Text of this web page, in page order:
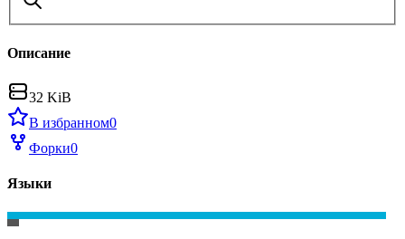
Описание
32 KiB
В избранном0
Форки0
Языки